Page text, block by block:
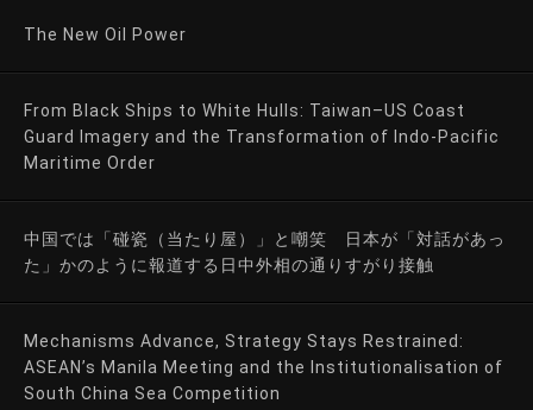
The New Oil Power
From Black Ships to White Hulls: Taiwan–US Coast
Guard Imagery and the Transformation of Indo-Pacific
Maritime Order
中国では「碰瓷（当たり屋）」と嘲笑 日本が「対話があっ
た」かのように報道する日中外相の通りすがり接触
Mechanisms Advance, Strategy Stays Restrained:
ASEAN’s Manila Meeting and the Institutionalisation of
South China Sea Competition